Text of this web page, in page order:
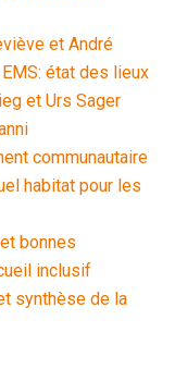
et André
EMS: état des lieux
et Urs Sager
communautaire
habitat pour les
bonnes
inclusif
synthèse de la